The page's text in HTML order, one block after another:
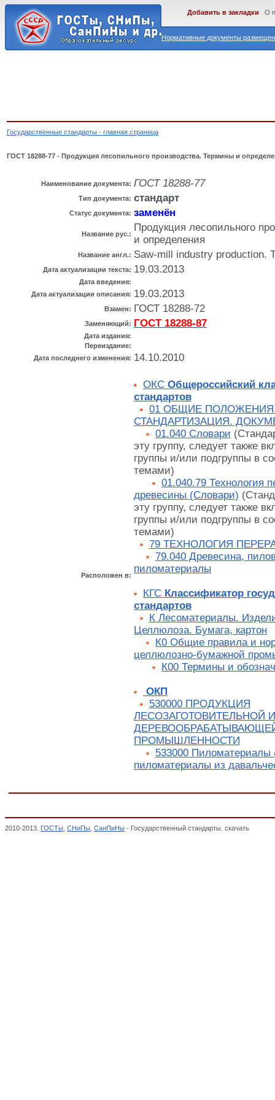
Нормативные документы
Добавить в закладки О
Государственные стандарты - главная страница
ГОСТ 18288-77 - Продукция лесопильного производства. Термины и
Наименование документа: ГОСТ 18288-77
Тип документа: стандарт
Статус документа: заменён
Название рус.:
Продукция лесопильного
и определения
Название англ.: Saw-mill industry production.
Дата актуализации текста: 19.03.2013
Дата введения:
Дата актуализации описания: 19.03.2013
Взамен: ГОСТ 18288-72
Заменяющий: ГОСТ 18288-87
Дата издания:
Переиздание:
Дата последнего изменения: 14.10.2010
Расположен в:
ОКС Общероссийский
стандартов
01 ОБЩИЕ
СТАНДАРТИЗАЦИЯ.
01.040 Словари
эту группу, следует также
группы и/или подгруппы в
темами)
01.040.79 Технология
древесины (Словари)
эту группу, следует также
группы и/или подгруппы в
темами)
79 ТЕХНОЛОГИЯ
79.040 Древесина,
пиломатериалы
КГС Классификатор
стандартов
К Лесоматериалы.
Целлюлоза. Бумага, картон
К0 Общие правила и
целлюлозно-бумажной
К00 Термины и
ОКП
530000 ПРОДУКЦИЯ
ЛЕСОЗАГОТОВИТЕЛЬНОЙ
ПРОМЫШЛЕННОСТИ
533000 Пиломатериалы
пиломатериалы из
2010-2013. ГОСТы СНиПы СанПиНы - Государственный стандарты. скачать